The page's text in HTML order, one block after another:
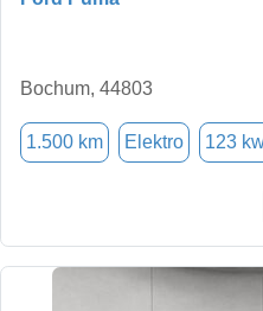
Bochum, 44803
1.500 km Elektro 123